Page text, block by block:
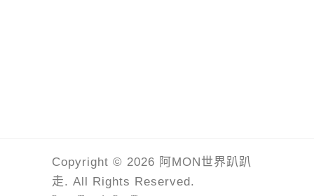
Copyright © 2026 阿MON世界趴趴
走. All Rights Reserved.